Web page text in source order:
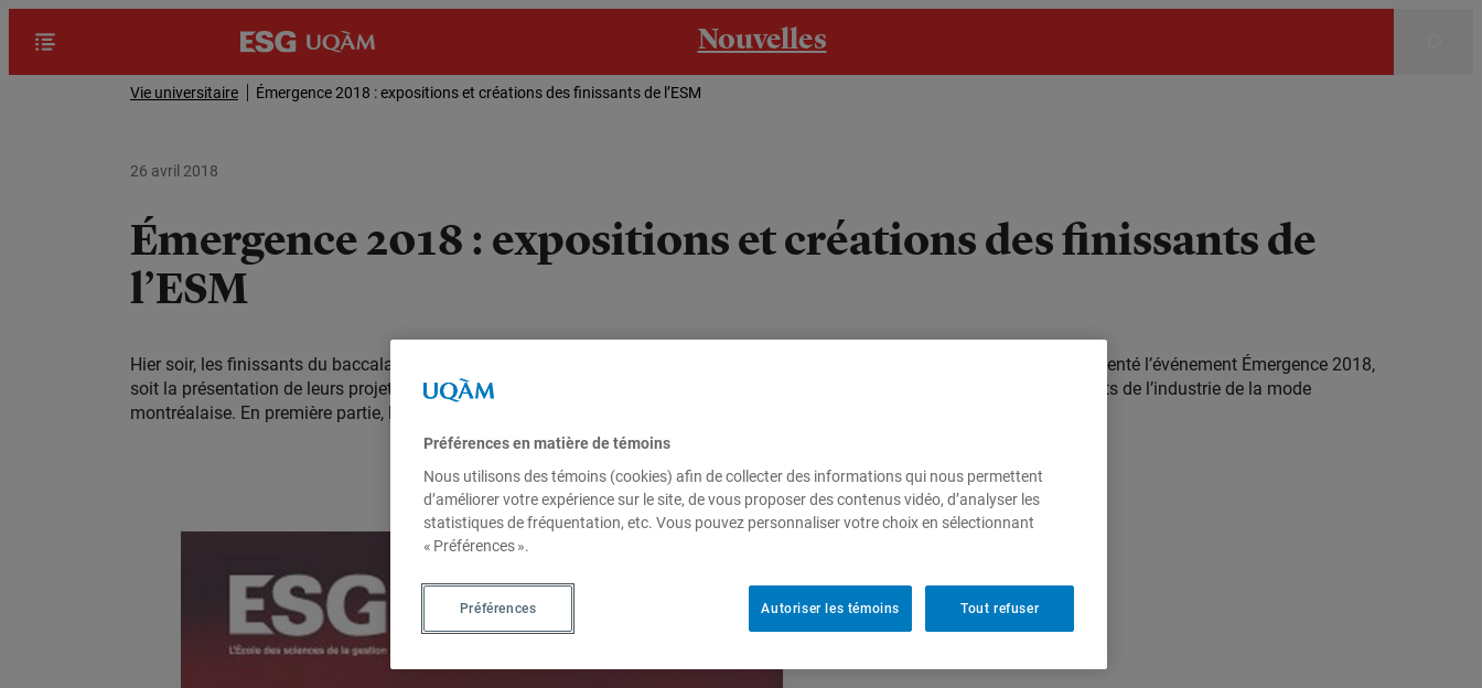
Nouvelles
Vie universitaire Émergence 2018 : expositions et créations des finissants de l’ESM
26 avril 2018
Émergence 2018 : expositions et créations des finissants de
l’ESM
Hier soir, les finissants du baccalauréat en gestion et design de la mode de l’École supérieure de mode de l’ESG UQAM ont présenté l’événement Émergence 2018,
soit la présentation de leurs projets de fin d’études. L’événement a rassemblé plusieurs médias ainsi que plusieurs représentants de l’industrie de la mode
montréalaise. En première partie, les participants étaient…
Préférences en matière de témoins
Nous utilisons des témoins (cookies) afin de collecter des informations qui nous permettent
d’améliorer votre expérience sur le site, de vous proposer des contenus vidéo, d’analyser les
statistiques de fréquentation, etc. Vous pouvez personnaliser votre choix en sélectionnant
« Préférences ».
Tout refuser
Autoriser les témoins
Préférences